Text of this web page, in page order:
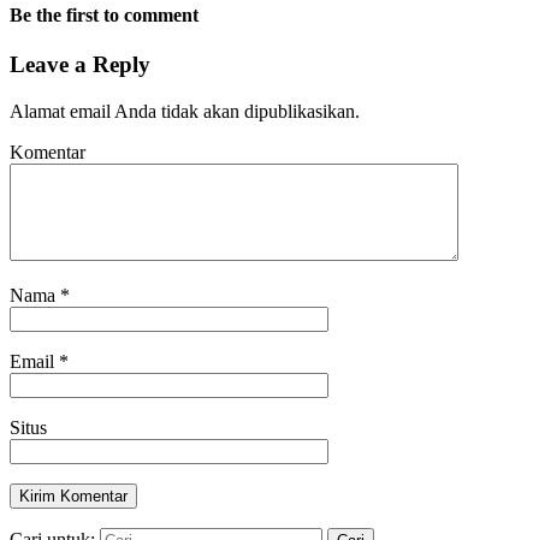
Be the first to comment
Leave a Reply
Alamat email Anda tidak akan dipublikasikan.
Komentar
Nama *
Email *
Situs